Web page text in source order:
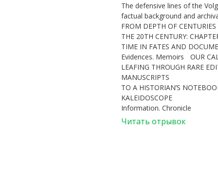
The defensive lines of the
factual background and
FROM DEPTH OF CENTURIES
THE 20TH CENTURY:
TIME IN FATES AND
Evidences. Memoirs
OUR
LEAFING THROUGH RARE
MANUSCRIPTS
TO A HISTORIAN’S
KALEIDOSCOPE
Information. Chronicle
Читать отрывок